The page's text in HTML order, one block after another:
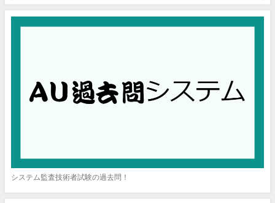
システム監査技術者試験の過去問！